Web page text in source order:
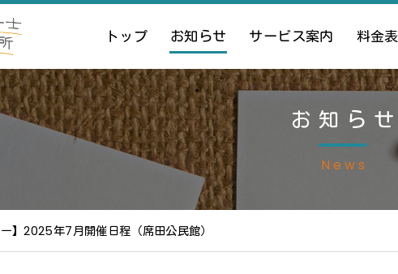
トップ お知らせ サービス案内 料金表
お知らせ
News
ー】2025年7月開催日程（席田公民館）